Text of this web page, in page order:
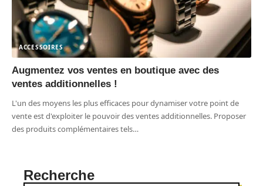
ACCESSOIRES
Augmentez vos ventes en boutique avec des
ventes additionnelles !
L'un des moyens les plus efficaces pour dynamiser votre point de
vente est d'exploiter le pouvoir des ventes additionnelles. Proposer
des produits complémentaires tels…
Recherche